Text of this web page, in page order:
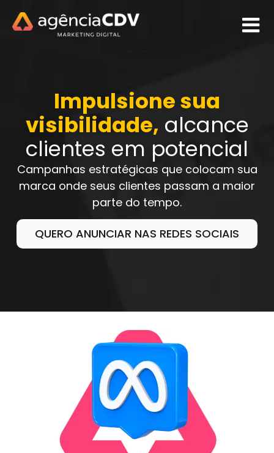
Impulsione sua
visibilidade, alcance
clientes em potencial
Campanhas estratégicas que colocam sua
marca onde seus clientes passam a maior
parte do tempo.
QUERO ANUNCIAR NAS REDES SOCIAIS